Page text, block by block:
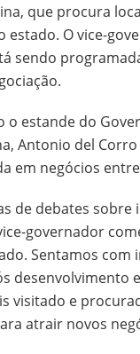
que procura
estado. O vice-
sendo
o estande do
Antonio del
em negócios
de debates
governador
Sentamos
desenvolvimento
visitado e
atrair novos